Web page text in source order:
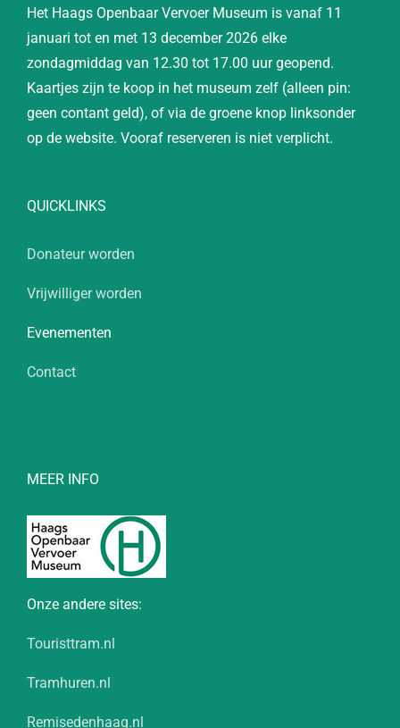
Het Haags Openbaar Vervoer Museum is vanaf 11
januari tot en met 13 december 2026 elke
zondagmiddag van 12.30 tot 17.00 uur geopend.
Kaartjes zijn te koop in het museum zelf (alleen pin:
geen contant geld), of via de groene knop linksonder
op de website. Vooraf reserveren is niet verplicht.
QUICKLINKS
Donateur worden
Vrijwilliger worden
Evenementen
Contact
MEER INFO
Onze andere sites:
Touristtram.nl
Tramhuren.nl
Remisedenhaag.nl